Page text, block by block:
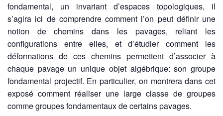
fondamental, un invariant d’espaces topologiques, il
s’agira ici de comprendre comment l’on peut définir une
notion de chemins dans les pavages, reliant les
configurations entre elles, et d’étudier comment les
déformations de ces chemins permettent d’associer à
chaque pavage un unique objet algébrique: son groupe
fondamental projectif. En particulier, on montrera dans cet
exposé comment réaliser une large classe de groupes
comme groupes fondamentaux de certains pavages.